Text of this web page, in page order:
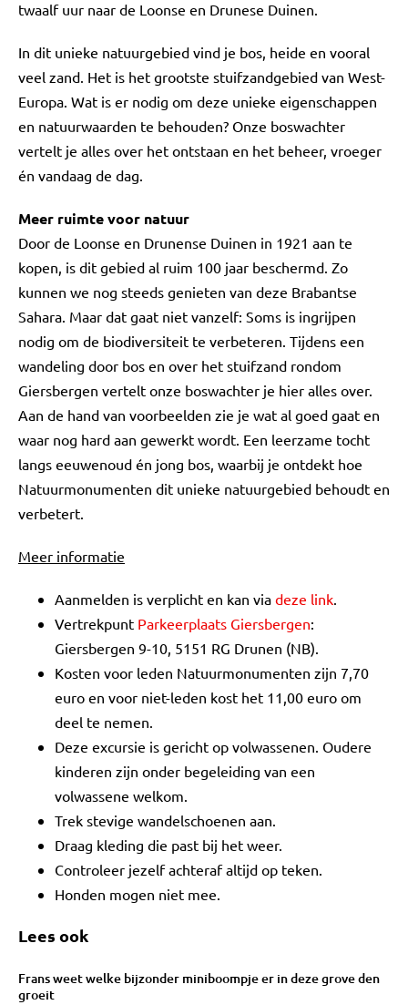
twaalf uur naar de Loonse en Drunese Duinen.
In dit unieke natuurgebied vind je bos, heide en vooral
veel zand. Het is het grootste stuifzandgebied van West-
Europa. Wat is er nodig om deze unieke eigenschappen
en natuurwaarden te behouden? Onze boswachter
vertelt je alles over het ontstaan en het beheer, vroeger
én vandaag de dag.
Meer ruimte voor natuur
Door de Loonse en Drunense Duinen in 1921 aan te
kopen, is dit gebied al ruim 100 jaar beschermd. Zo
kunnen we nog steeds genieten van deze Brabantse
Sahara. Maar dat gaat niet vanzelf: Soms is ingrijpen
nodig om de biodiversiteit te verbeteren. Tijdens een
wandeling door bos en over het stuifzand rondom
Giersbergen vertelt onze boswachter je hier alles over.
Aan de hand van voorbeelden zie je wat al goed gaat en
waar nog hard aan gewerkt wordt. Een leerzame tocht
langs eeuwenoud én jong bos, waarbij je ontdekt hoe
Natuurmonumenten dit unieke natuurgebied behoudt en
verbetert.
Meer informatie
Aanmelden is verplicht en kan via deze link
Vertrekpunt Parkeerplaats Giersbergen:
Giersbergen 9-10, 5151 RG Drunen (NB).
Kosten voor leden Natuurmonumenten zijn 7,70
euro en voor niet-leden kost het 11,00 euro om
deel te nemen.
Deze excursie is gericht op volwassenen. Oudere
kinderen zijn onder begeleiding van een
volwassene welkom.
Trek stevige wandelschoenen aan.
Draag kleding die past bij het weer.
Controleer jezelf achteraf altijd op teken.
Honden mogen niet mee.
Lees ook
Frans weet welke bijzonder miniboompje er in deze grove den
groeit